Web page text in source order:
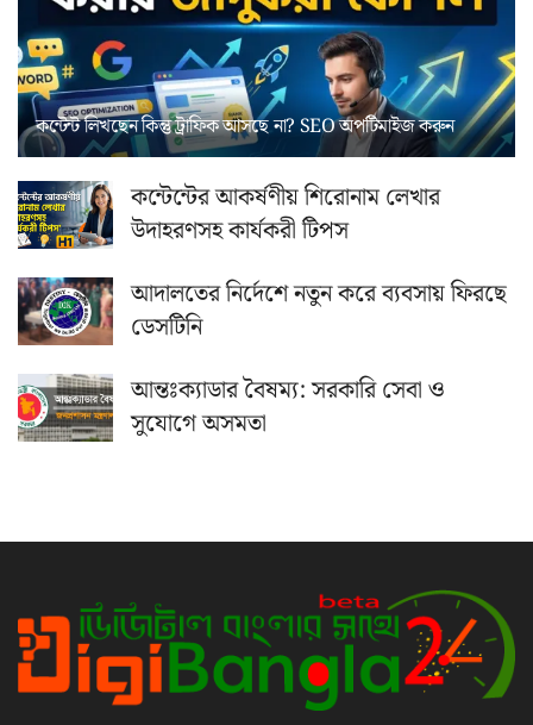
কন্টেন্ট লিখছেন কিন্তু ট্রাফিক আসছে না? ‍SEO অপটিমাইজ করুন
কন্টেন্টের আকর্ষণীয় শিরোনাম লেখার
উদাহরণসহ কার্যকরী টিপস
আদালতের নির্দেশে নতুন করে ব্যবসায় ফিরছে
ডেসটিনি
আন্তঃক্যাডার বৈষম্য: সরকারি সেবা ও
সুযোগে অসমতা